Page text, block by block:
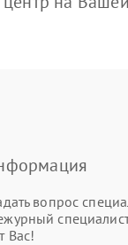
вопрос
Вас!